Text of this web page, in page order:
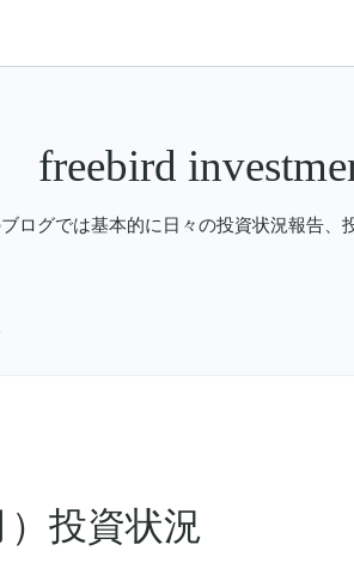
freebird
ログでは基本的に日々の投資状況報告、
）投資状況